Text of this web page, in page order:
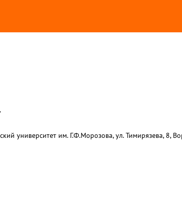
университет им. Г.Ф.Морозова, ул. Тимирязева, 8,